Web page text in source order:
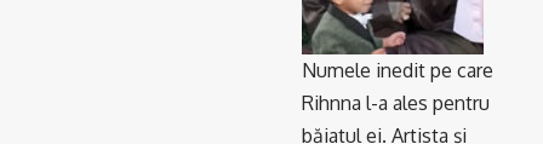
Numele inedit pe care
Rihnna l-a ales pentru
băiatul ei. Artista și